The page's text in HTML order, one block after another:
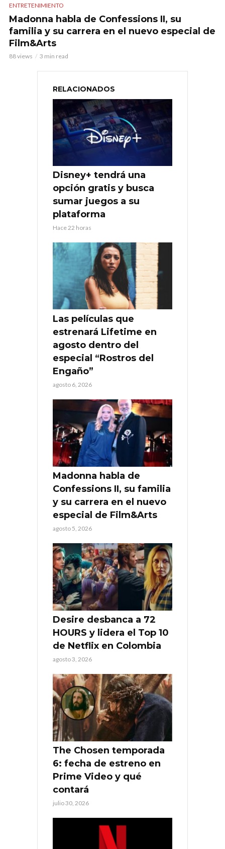
ENTRETENIMIENTO
Madonna habla de Confessions II, su
familia y su carrera en el nuevo especial de
Film&Arts
88 views 3 min read
RELACIONADOS
Disney+ tendrá una
opción gratis y busca
sumar juegos a su
plataforma
Hace 22 horas
Las películas que
estrenará Lifetime en
agosto dentro del
especial “Rostros del
Engaño”
agosto 6, 2026
Madonna habla de
Confessions II, su familia
y su carrera en el nuevo
especial de Film&Arts
agosto 5, 2026
Desire desbanca a 72
HOURS y lidera el Top 10
de Netflix en Colombia
agosto 3, 2026
The Chosen temporada
6: fecha de estreno en
Prime Video y qué
contará
julio 30, 2026